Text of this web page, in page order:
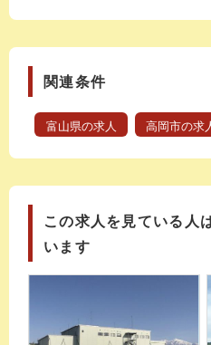
関連条件
富山県の求人 高岡市の求
この求人を見ている人
います